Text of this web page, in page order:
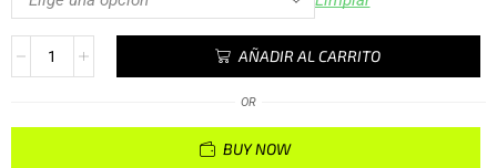
AÑADIR AL CARRITO